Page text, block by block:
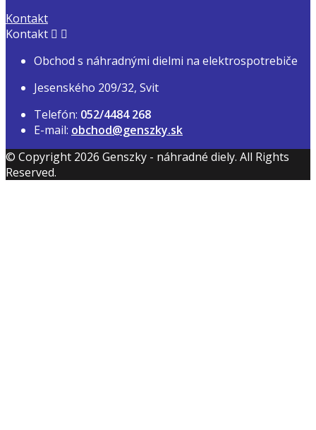
Kontakt
Kontakt  
Obchod s náhradnými dielmi na elektrospotrebiče
Jesenského 209/32, Svit
Telefón: 052/4484 268
E-mail: obchod@genszky.sk
© Copyright 2026 Genszky - náhradné diely. All Rights
Reserved.